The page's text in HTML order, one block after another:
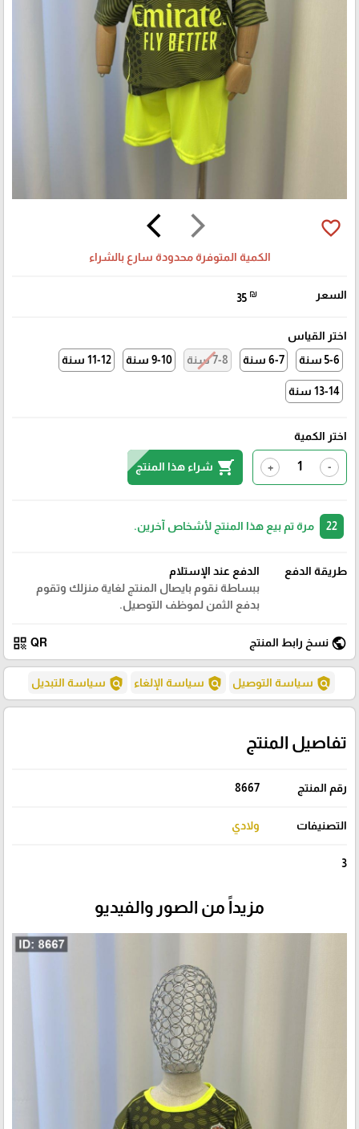
arrow_forward_ios
arrow_back_ios favorite_border
الكمية المتوفرة محدودة سارع بالشراء
السعر 35 ₪
اختر القياس
5-6 سنة
6-7 سنة 7-8 سنة 9-10 سنة 11-12 سنة
13-14 سنة
اختر الكمية
-
+
shopping_cart شراء هذا المنتج
مرة تم بيع هذا المنتج لأشخاص آخرين.
طريقة الدفع
الدفع عند الإستلام
ببساطة نقوم بايصال المنتج لغاية منزلك وتقوم
بدفع الثمن لموظف التوصيل.
public نسخ رابط المنتج QR
qr_code
policy سياسة التوصيل policy سياسة الإلغاء policy سياسة التبديل
تفاصيل المنتج
رقم المنتج 8667
التصنيفات ولادي
3
مزيداً من الصور والفيديو